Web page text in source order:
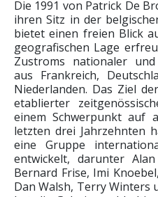
Die 1991 von Patrick De
ihren Sitz in der
bietet einen freien Blick
geografischen Lage
Zustroms nationaler
aus Frankreich,
Niederlanden. Das Ziel
etablierter
einem Schwerpunkt auf
letzten drei Jahrzehnten
eine Gruppe
entwickelt, darunter
Bernard Frise, Imi
Dan Walsh, Terry Winters